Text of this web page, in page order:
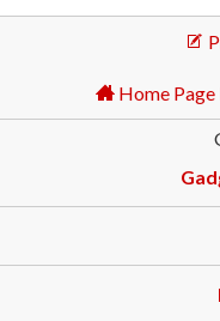
Home Page